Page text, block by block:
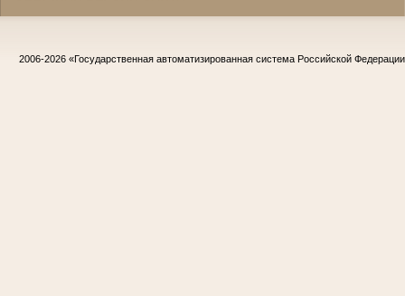
2006-2026 «Государственная автоматизированная система Российской